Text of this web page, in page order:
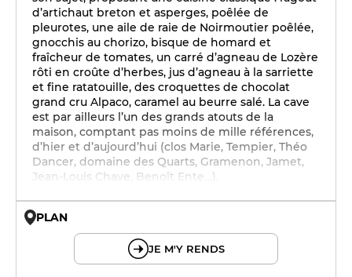
d’artichaut breton et asperges, poêlée de
pleurotes, une aile de raie de Noirmoutier poêlée,
gnocchis au chorizo, bisque de homard et
fraîcheur de tomates, un carré d’agneau de Lozère
rôti en croûte d’herbes, jus d’agneau à la sarriette
et fine ratatouille, des croquettes de chocolat
grand cru Alpaco, caramel au beurre salé. La cave
est par ailleurs l’un des grands atouts de la
maison, comptant pas moins de mille références,
d’hier et d’aujourd’hui (clos Marie, Tempier, Théo
Dancer, domaine des Quarts, Gramenon, Jamet,
Jean-Louis Chave, Benoît Ente…).
PLAN
JE M'Y RENDS